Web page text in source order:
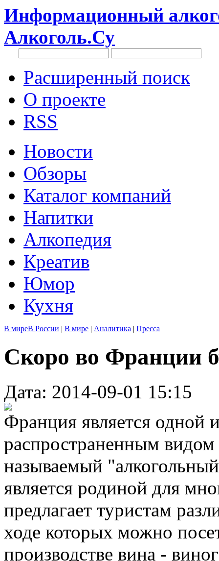
Информационный
Алкоголь.Су
Расширенный поиск
О проекте
RSS
Новости
Обзоры
Каталог компаний
Напитки
Алкопедия
Креатив
Юмор
Кухня
В миреВ России | В мире | Аналитика | Пресса
Скоро во Франции
Дата: 2014-09-01 15:15
Франция является одной
распространенным видом
называемый
является родиной для
предлагает туристам
ходе которых можно
производстве вина -